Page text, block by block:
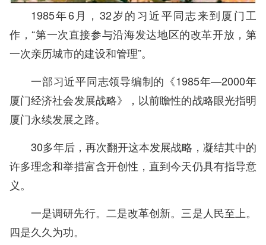
1985年6月，32岁的习近平同志来到厦门工
作，“第一次直接参与沿海发达地区的改革开放，第
一次亲历城市的建设和管理”。
一部习近平同志领导编制的《1985年—2000年
厦门经济社会发展战略》，以前瞻性的战略眼光指明
厦门永续发展之路。
30多年后，再次翻开这本发展战略，凝结其中的
许多理念和举措富含开创性，直到今天仍具有指导意
义。
一是调研先行。二是改革创新。三是人民至上。
四是久久为功。